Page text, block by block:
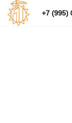
+7 (995)